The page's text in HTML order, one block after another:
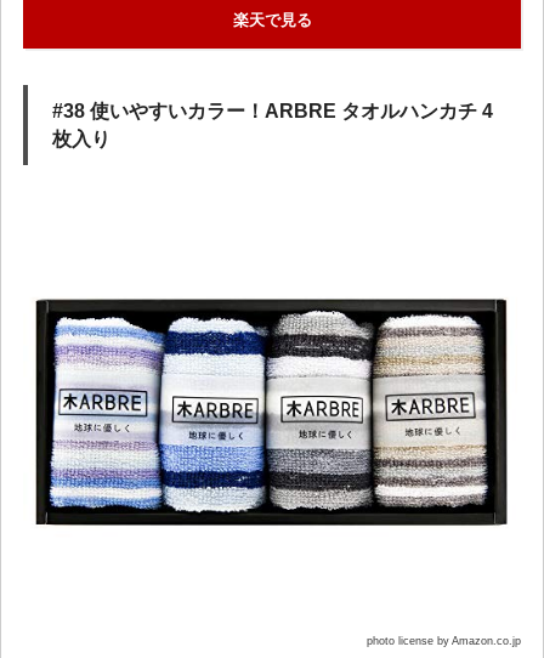
楽天で見る
#38 使いやすいカラー！ARBRE タオルハンカチ 4
枚入り
photo license by Amazon.co.jp